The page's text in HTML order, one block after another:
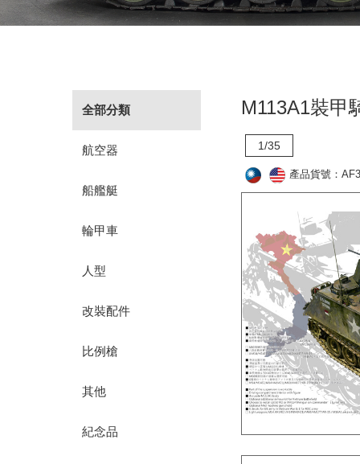
全部分類
航空器
船艦艇
輪甲車
人型
改裝配件
比例槍
其他
紀念品
M113A1裝甲
1/35
產品貨號：